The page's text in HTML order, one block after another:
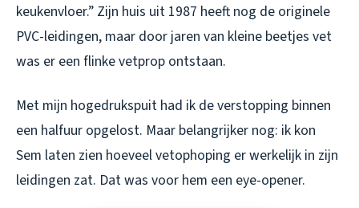
keukenvloer.” Zijn huis uit 1987 heeft nog de originele
PVC-leidingen, maar door jaren van kleine beetjes vet
was er een flinke vetprop ontstaan.
Met mijn hogedrukspuit had ik de verstopping binnen
een halfuur opgelost. Maar belangrijker nog: ik kon
Sem laten zien hoeveel vetophoping er werkelijk in zijn
leidingen zat. Dat was voor hem een eye-opener.